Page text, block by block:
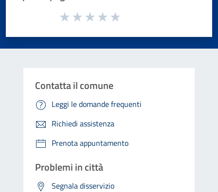
Valuta da 1 a 5 stelle la pagina
Contatta il comune
Leggi le domande frequenti
Richiedi assistenza
Prenota appuntamento
Problemi in città
Segnala disservizio